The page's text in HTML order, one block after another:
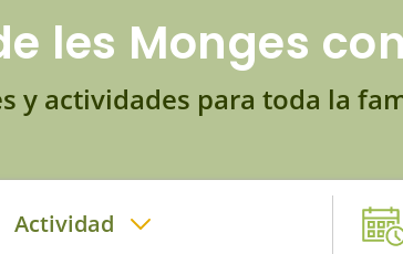
les Monges
y actividades para toda la
Actividad